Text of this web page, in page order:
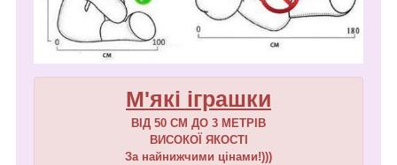
М'які іграшки
ВІД 50 СМ ДО 3 МЕТРІВ
ВИСОКОЇ ЯКОСТІ
За найнижчими цінами!)))